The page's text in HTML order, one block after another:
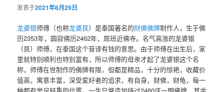
发表于2021年6月29日
龙婆银师傅（也称龙婆艮）是泰国著名的财佛佛牌制作人，生于佛
历2353年，圆寂佛历2462年，屈班近佛寺。名气高涨的龙婆银
（艮）师傅，在泰国这个音译有钱的意思。由于师傅在出生后，家
里就特别顺利也特别富有，所以师傅的母亲才起了龙婆银这个名
称，师傅在世制作的佛牌有限，但都是精品，十分的惊艳，收藏价
值高，寓意丰富，深受爱好者的追求，有自身，财佛，财龟，每一